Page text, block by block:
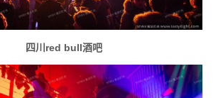
四川red bull酒吧